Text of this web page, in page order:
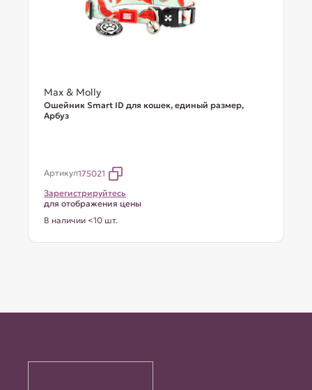
Max & Molly
Ошейник Smart ID для кошек, единый размер,
Арбуз
Артикул175021
Зарегистрируйтесь
для отображения цены
В наличии <10 шт.